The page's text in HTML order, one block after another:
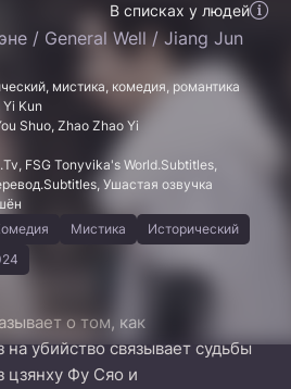
В списках у людей
/ General Well / Jiang Jun
мистика, комедия, романтика
Kun
Shuo, Zhao Zhao Yi
FSG Tonyvika's World.Subtitles,
Ушастая озвучка
Мистика
Исторический
о том, как
на убийство связывает судьбы
цзянху Фу Сяо и